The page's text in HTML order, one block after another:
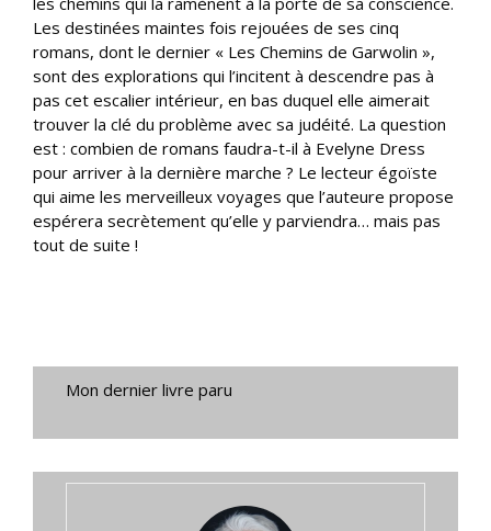
Les destinées maintes fois rejouées de ses cinq
romans, dont le dernier « Les Chemins de Garwolin »,
sont des explorations qui l’incitent à descendre pas à
pas cet escalier intérieur, en bas duquel elle aimerait
trouver la clé du problème avec sa judéité. La question
est : combien de romans faudra-t-il à Evelyne Dress
pour arriver à la dernière marche ? Le lecteur égoïste
qui aime les merveilleux voyages que l’auteure propose
espérera secrètement qu’elle y parviendra… mais pas
tout de suite !
Mon dernier livre paru